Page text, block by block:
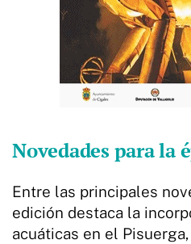
Novedades para la
Entre las principales
edición destaca la
acuáticas en el